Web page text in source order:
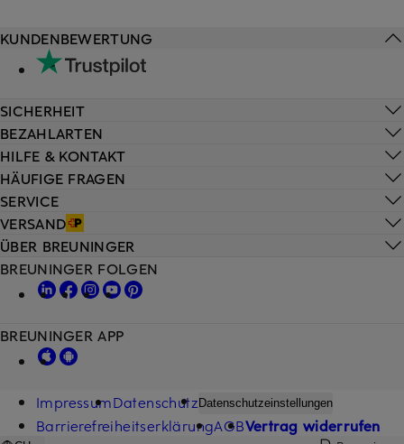
HILFE & KONTAKT
HÄUFIGE FRAGEN
SERVICE
VERSAND
KUNDENBEWERTUNG
SICHERHEIT
BEZAHLARTEN
ÜBER BREUNINGER
BREUNINGER FOLGEN
BREUNINGER APP
ImpressumDatenschutzDatenschutzeinstellungen
BarrierefreiheitserklärungAGBVertrag widerrufen